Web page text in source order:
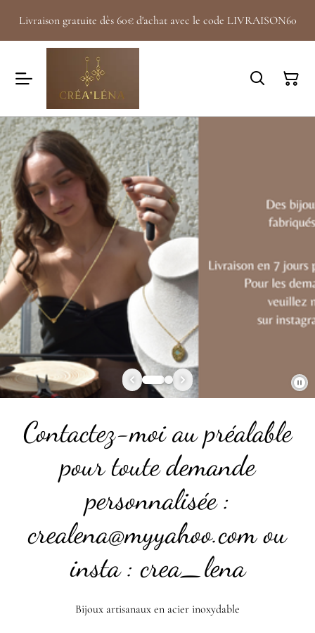
Livraison gratuite dès 60€ d'achat avec le code LIVRAISON60
Contactez-moi au préalable
pour toute demande
personnalisée :
crealena@myyahoo.com ou
insta : crea_lena
Bijoux artisanaux en acier inoxydable